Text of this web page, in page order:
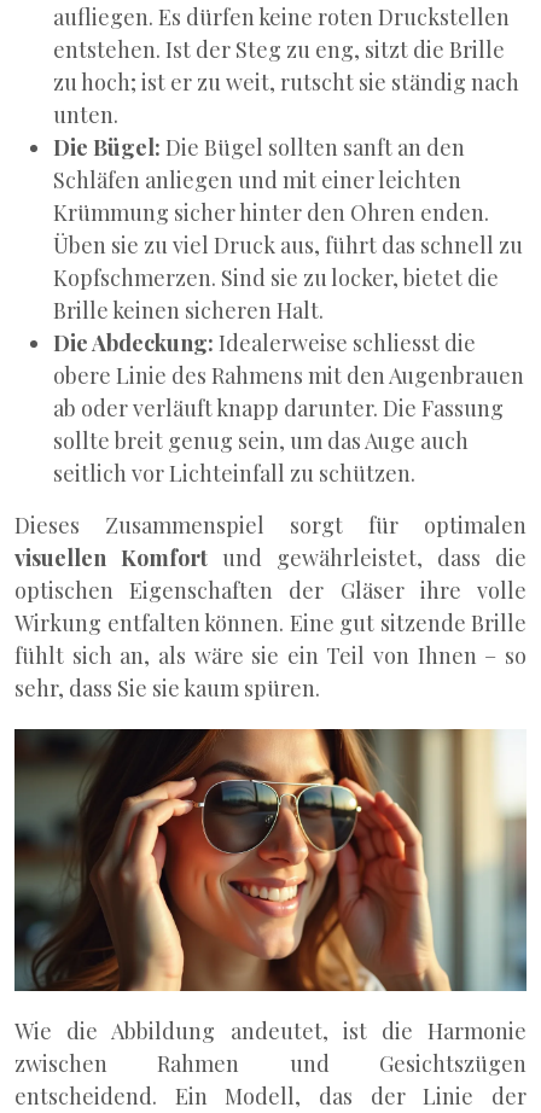
aufliegen. Es dürfen keine roten Druckstellen
entstehen. Ist der Steg zu eng, sitzt die Brille
zu hoch; ist er zu weit, rutscht sie ständig nach
unten.
Die Bügel: Die Bügel sollten sanft an den
Schläfen anliegen und mit einer leichten
Krümmung sicher hinter den Ohren enden.
Üben sie zu viel Druck aus, führt das schnell zu
Kopfschmerzen. Sind sie zu locker, bietet die
Brille keinen sicheren Halt.
Die Abdeckung: Idealerweise schliesst die
obere Linie des Rahmens mit den Augenbrauen
ab oder verläuft knapp darunter. Die Fassung
sollte breit genug sein, um das Auge auch
seitlich vor Lichteinfall zu schützen.
Dieses Zusammenspiel sorgt für optimalen
visuellen Komfort und gewährleistet, dass die
optischen Eigenschaften der Gläser ihre volle
Wirkung entfalten können. Eine gut sitzende Brille
fühlt sich an, als wäre sie ein Teil von Ihnen – so
sehr, dass Sie sie kaum spüren.
Wie die Abbildung andeutet, ist die Harmonie
zwischen Rahmen und Gesichtszügen
entscheidend. Ein Modell, das der Linie der